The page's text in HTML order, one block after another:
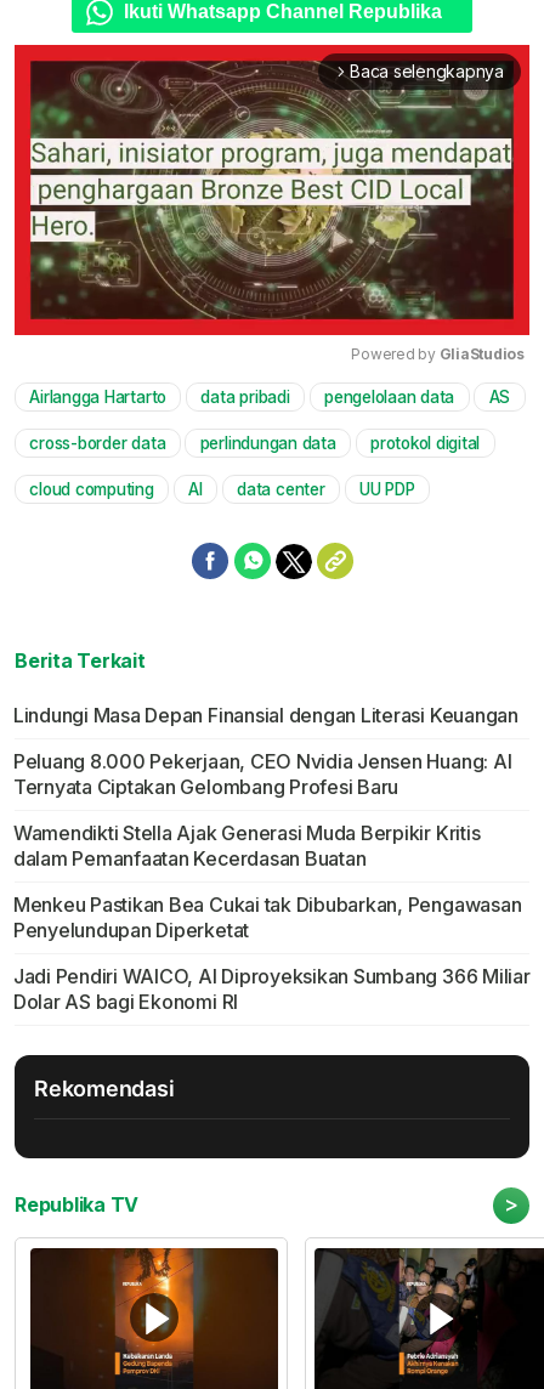
Ikuti Whatsapp Channel Republika
arrow_forward_ios Baca selengkapnya
Mute
Powered by GliaStudios
Airlangga Hartarto data pribadi pengelolaan data AS
cross-border data perlindungan data protokol digital
cloud computing AI data center UU PDP
Berita Terkait
Lindungi Masa Depan Finansial dengan Literasi Keuangan
Peluang 8.000 Pekerjaan, CEO Nvidia Jensen Huang: AI
Ternyata Ciptakan Gelombang Profesi Baru
Wamendikti Stella Ajak Generasi Muda Berpikir Kritis
dalam Pemanfaatan Kecerdasan Buatan
Menkeu Pastikan Bea Cukai tak Dibubarkan, Pengawasan
Penyelundupan Diperketat
Jadi Pendiri WAICO, AI Diproyeksikan Sumbang 366 Miliar
Dolar AS bagi Ekonomi RI
Rekomendasi
Republika TV >